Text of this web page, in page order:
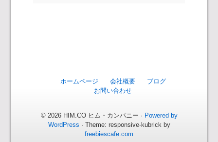
ホームページ 会社概要
ブログ
お問い合わせ
© 2026 HIM.CO ヒム・カンパニー · Powered by
WordPress · Theme: responsive-kubrick by
freebiescafe.com